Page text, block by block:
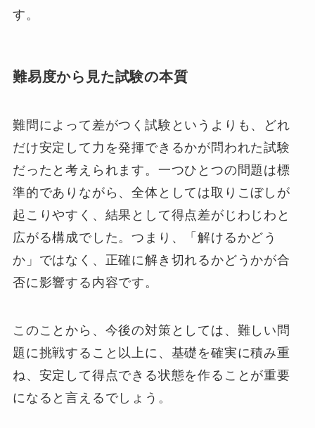
す。
難易度から見た試験の本質
難問によって差がつく試験というよりも、どれ
だけ安定して力を発揮できるかが問われた試験
だったと考えられます。一つひとつの問題は標
準的でありながら、全体としては取りこぼしが
起こりやすく、結果として得点差がじわじわと
広がる構成でした。つまり、「解けるかどう
か」ではなく、正確に解き切れるかどうかが合
否に影響する内容です。
このことから、今後の対策としては、難しい問
題に挑戦すること以上に、基礎を確実に積み重
ね、安定して得点できる状態を作ることが重要
になると言えるでしょう。